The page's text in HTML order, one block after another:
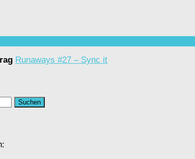
Runaways #27 – Sync it